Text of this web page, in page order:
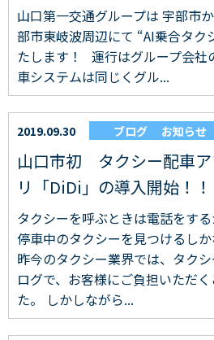
山口第一交通グループは 宇部市
部市東岐波周辺にて “AI乗合タ
たします！ 運行はグループ会社
車システムは同じくグル...
2019.09.30 ブログ お知らせ
山口市初 タクシー配車
リ「DiDi」の導入開始！！
タクシーを呼ぶときは電話をす
停車中のタクシーを見つけるし
昨今のタクシー業界では、タク
ログで、お客様にご負担いただ
た。 しかしながら...